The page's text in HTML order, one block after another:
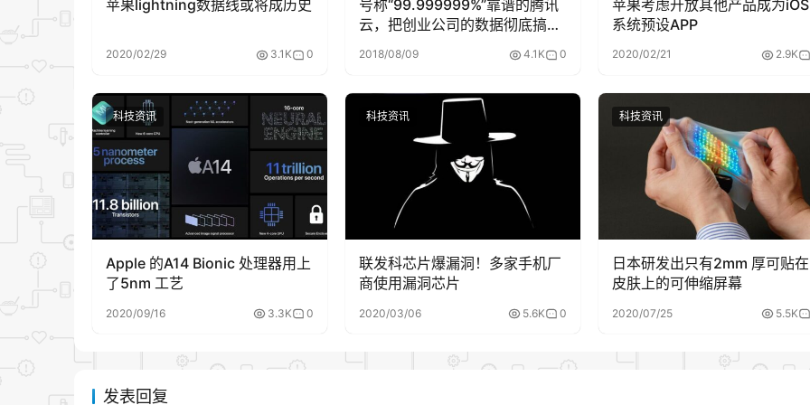
苹果lightning数据线或将成历史
2020/02/29 3.1K 0
号称“99.999999%”靠谱的腾讯
云，把创业公司的数据彻底搞丢
2018/08/09 4.1K 0
苹果考虑开放其他产品成为iOS
系统预设APP
2020/02/21 2.9K
科技资讯
Apple 的A14 Bionic 处理器用上
了5nm 工艺
2020/09/16 3.3K 0
科技资讯
联发科芯片爆漏洞！多家手机厂
商使用漏洞芯片
2020/03/06 5.6K 0
科技资讯
日本研发出只有2mm 厚可贴在
皮肤上的可伸缩屏幕
2020/07/25 5.5K
发表回复